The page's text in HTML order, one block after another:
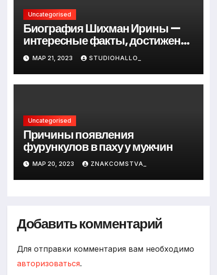
Uncategorised
Биография Шихман Ирины —
интересные факты, достижения
и путь к успеху
МАР 21, 2023 STUDIOHALLO_
Uncategorised
Причины появления
фурункулов в паху у мужчин
МАР 20, 2023 ZNAKCOMSTVA_
Добавить комментарий
Для отправки комментария вам необходимо
авторизоваться.